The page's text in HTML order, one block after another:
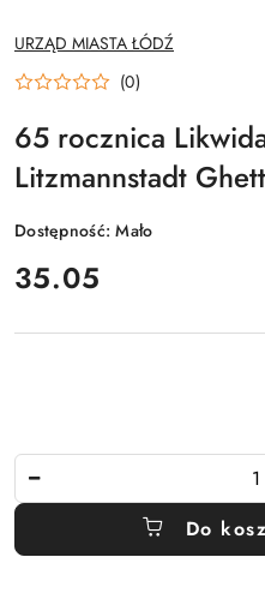
NAZWA
PRODUCENTA:
URZĄD MIASTA ŁÓDŹ
(0)
65 rocznica
Litzmannstadt
Dostępność:Mało
cena:
35.05
Do